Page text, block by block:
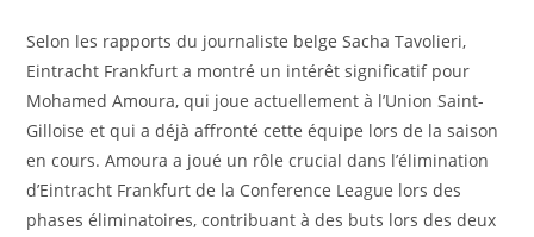
Selon les rapports du journaliste belge Sacha Tavolieri,
Eintracht Frankfurt a montré un intérêt significatif pour
Mohamed Amoura, qui joue actuellement à l’Union Saint-
Gilloise et qui a déjà affronté cette équipe lors de la saison
en cours. Amoura a joué un rôle crucial dans l’élimination
d’Eintracht Frankfurt de la Conference League lors des
phases éliminatoires, contribuant à des buts lors des deux